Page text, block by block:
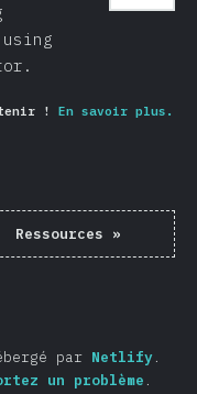
! En savoir plus.
Ressources »
par Netlify.
un problème .